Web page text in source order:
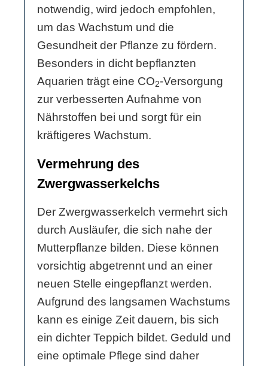
notwendig, wird jedoch empfohlen,
um das Wachstum und die
Gesundheit der Pflanze zu fördern.
Besonders in dicht bepflanzten
Aquarien trägt eine CO2-Versorgung
zur verbesserten Aufnahme von
Nährstoffen bei und sorgt für ein
kräftigeres Wachstum.
Vermehrung des
Zwergwasserkelchs
Der Zwergwasserkelch vermehrt sich
durch Ausläufer, die sich nahe der
Mutterpflanze bilden. Diese können
vorsichtig abgetrennt und an einer
neuen Stelle eingepflanzt werden.
Aufgrund des langsamen Wachstums
kann es einige Zeit dauern, bis sich
ein dichter Teppich bildet. Geduld und
eine optimale Pflege sind daher